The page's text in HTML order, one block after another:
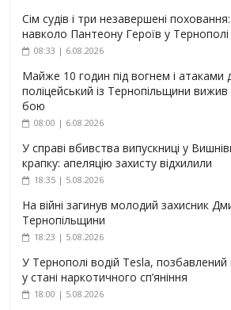
Сім судів і три незавершені
навколо Пантеону Героїв у Тернополі
08:33 | 6.08.2026
Майже 10 годин під вогнем і атаками
поліцейський із Тернопільщини
бою
08:00 | 6.08.2026
У справі вбивства випускниці у
крапку: апеляцію захисту відхилили
18:35 | 5.08.2026
На війні загинув молодий захисник
Тернопільщини
18:23 | 5.08.2026
У Тернополі водій Tesla, позбавлений
у стані наркотичного сп’яніння
18:00 | 5.08.2026